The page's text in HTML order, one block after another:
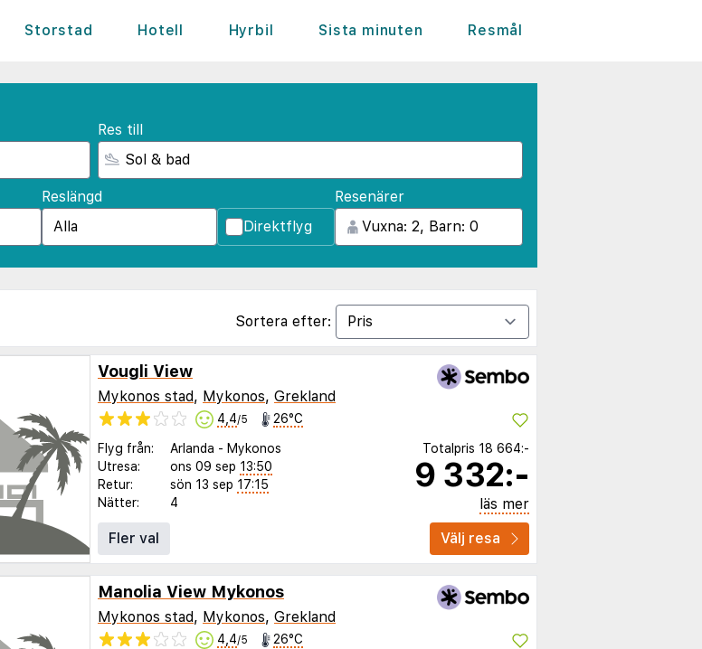
Storstad Hotell Hyrbil Sista minuten Resmål
Res till
Reslängd
Direktflyg
Resenärer
Sortera efter:
Vougli View
Mykonos stad, Mykonos, Grekland
4,4/5 26°C
Flyg från: Arlanda - Mykonos
Utresa:
ons 09 sep 13:50
Retur:
sön 13 sep 17:15
Nätter:
4
Totalpris 18 664:-
9 332:-
läs mer
Fler val
Välj resa
Manolia View Mykonos
Mykonos stad, Mykonos, Grekland
4,4/5 26°C